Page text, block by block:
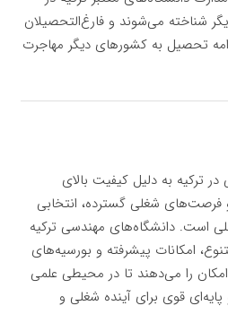
شناخته می‌شوند و فارغ‌التحصیلان
تحصیل به کشورهای دیگر مهاجرت
ترکیه به دلیل کیفیت بالای
شغلی گسترده، انتخابی
است. دانشگاه‌های مهندسی ترکیه
امکانات پیشرفته و بورسیه‌های
را می‌دهند تا در محیطی علمی
قوی برای آینده شغلی و